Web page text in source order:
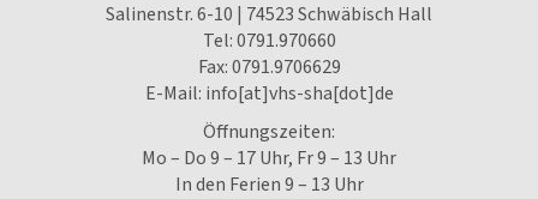
Salinenstr. 6-10 | 74523 Schwäbisch Hall
Tel:0791.970660
Fax: 0791.9706629
E-Mail: info[at]vhs-sha[dot]de
Öffnungszeiten:
Mo – Do 9 – 17 Uhr, Fr 9 – 13 Uhr
In den Ferien 9 – 13 Uhr